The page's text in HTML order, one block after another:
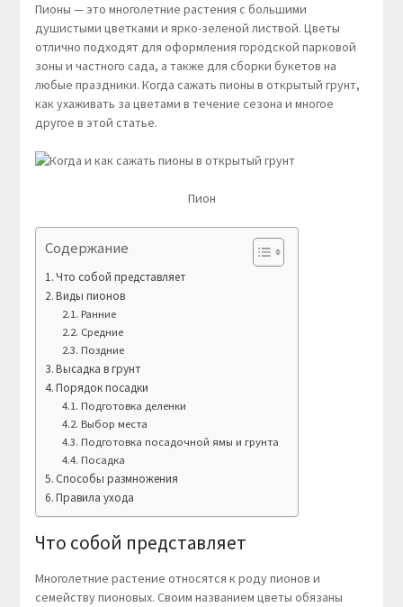
Пионы — это многолетние растения с большими
душистыми цветками и ярко-зеленой листвой. Цветы
отлично подходят для оформления городской парковой
зоны и частного сада, а также для сборки букетов на
любые праздники. Когда сажать пионы в открытый грунт,
как ухаживать за цветами в течение сезона и многое
другое в этой статье.
Пион
Содержание
Что собой представляет
Виды пионов
Ранние
Средние
Поздние
Высадка в грунт
Порядок посадки
Подготовка деленки
Выбор места
Подготовка посадочной ямы и грунта
Посадка
Способы размножения
Правила ухода
Что собой представляет
Многолетние растение относятся к роду пионов и
семейству пионовых. Своим названием цветы обязаны